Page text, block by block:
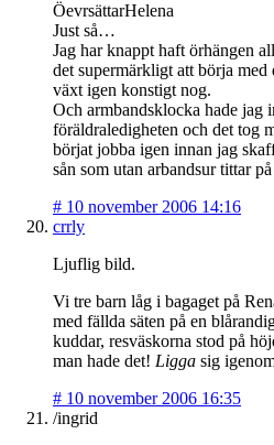
ÖevrsättarHelena
Just så…
Jag har knappt haft örhängen
det supermärkligt att börja med
växt igen konstigt nog.
Och armbandsklocka hade jag
föräldraledigheten och det tog
börjat jobba igen innan jag
sån som utan arbandsur tittar
# 10 november 2006 14:16
crrly
Ljuflig bild.
Vi tre barn låg i bagaget på
med fällda säten på en
kuddar, resväskorna stod på
man hade det! Ligga sig
# 10 november 2006 16:35
/ingrid